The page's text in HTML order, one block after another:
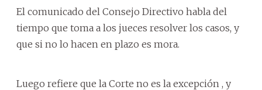
El comunicado del Consejo Directivo habla del
tiempo que toma a los jueces resolver los casos, y
que si no lo hacen en plazo es mora.
Luego refiere que la Corte no es la excepción , y